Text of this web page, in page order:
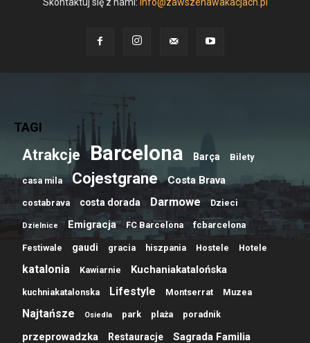
TAGI
Atrakcje Barcelona Barça Bilety
casa mila Cojestgrane Costa Brava
costabrava costa dorada Darmowe Dzieci
Dzielnice Emigracja FC Barcelona fcbarcelona
Festiwale gaudi gracia hiszpania Hostele Hotele
katalonia Kawiarnie Kuchaniakatalońska
kuchniakatalonska Lifestyle Montserrat Muzea
Najtańsze Osiedla park plaża poradnik
przeprowadzka Restauracje Sagrada Familia